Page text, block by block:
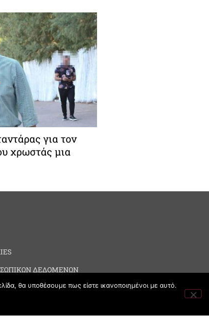
για τον
χρωστάς μια
ΔΕΔΟΜΕΝΩΝ
θα υποθέσουμε πως είστε ικανοποιημένοι με αυτό.